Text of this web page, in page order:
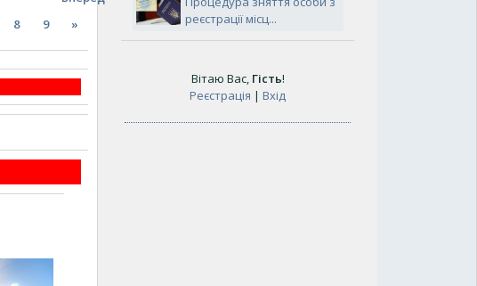
8 9
»
реєстрації місц...
Вітаю Вас, Гість!
Реєстрація | Вхід